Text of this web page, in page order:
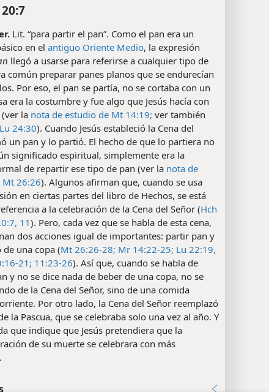
Lit. “para partir el pan”. Como el pan era un
en el antiguo Oriente Medio, la expresión
llegó a usarse para referirse a cualquier tipo de
común preparar panes planos que se endurecían
Por eso, el pan se partía, no se cortaba con un
era la costumbre y fue algo que Jesús hacía con
la nota de estudio de Mt 14:19; ver también
Lu 24:30). Cuando Jesús estableció la Cena del
un pan y lo partió. El hecho de que lo partiera no
significado espiritual, simplemente era la
de repartir ese tipo de pan (ver la nota de
Mt 26:26). Algunos afirman que, cuando se usa
en ciertas partes del libro de Hechos, se está
a la celebración de la Cena del Señor (Hch
11). Pero, cada vez que se habla de esta cena,
dos acciones igual de importantes: partir pan y
una copa (Mt 26:26-28; Mr 14:22-25; Lu 22:19,
21; 11:23-26). Así que, cuando se habla de
y no se dice nada de beber de una copa, no se
de la Cena del Señor, sino de una comida
Por otro lado, la Cena del Señor reemplazó
la Pascua, que se celebraba solo una vez al año. Y
que indique que Jesús pretendiera que la
de su muerte se celebrara con más